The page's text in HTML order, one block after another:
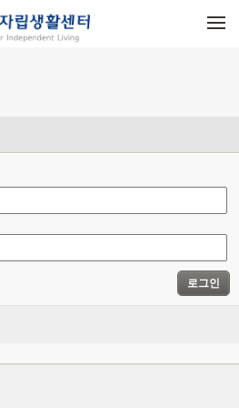
메뉴 건너뛰기
로그인